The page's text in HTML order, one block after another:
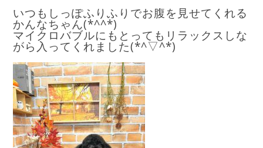
いつもしっぽふりふりでお腹を見せてくれる
かんなちゃん(*^^*)
マイクロバブルにもとっても リラックスしな
がら入ってくれました(*^▽^*)